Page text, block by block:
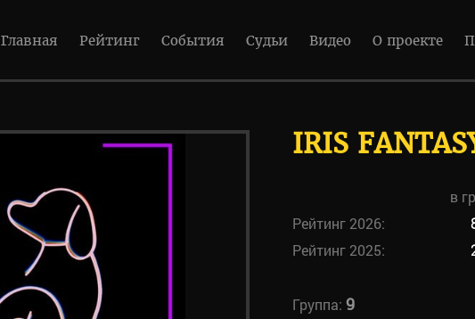
Главная Рейтинг События Судьи Видео О проекте
IRIS
в
Рейтинг 2026:
Рейтинг 2025:
Группа: 9